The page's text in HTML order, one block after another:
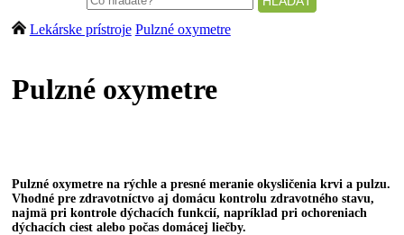
Lekárske prístroje Pulzné oxymetre
Pulzné oxymetre
Pulzné oxymetre na rýchle a presné meranie okysličenia krvi a pulzu.
Vhodné pre zdravotníctvo aj domácu kontrolu zdravotného stavu,
najmä pri kontrole dýchacích funkcií, napríklad pri ochoreniach
dýchacích ciest alebo počas domácej liečby​.